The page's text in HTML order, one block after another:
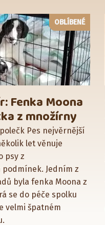
OBLÍBENÉ
Fenka Moona
z množírny
Pes nejvěrnější
let věnuje
psy z
Jedním z
byla fenka Moona z
se do péče spolku
velmi špatném